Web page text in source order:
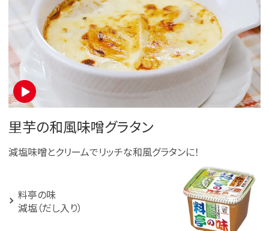
里芋の和風味噌グラタン
減塩味噌とクリームでリッチな和風グラタンに！
料亭の味
減塩（だし入り）